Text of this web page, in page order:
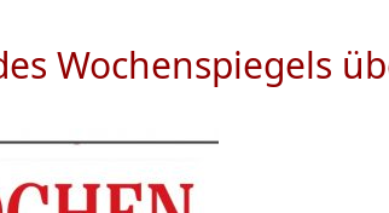
Wochenspiegels